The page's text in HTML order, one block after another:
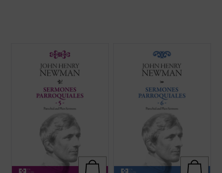
Los veinticuatro sermones de este quinto
Sermones parroquiales
fueron predicados en su mayoría en los
años 1838-1840. Este periodo coincide
plenamente con las primeras experiencias
que acabaron conduciendo a Newman a la
Los sermones de esta sexta entrega de los
Sermones Parroquialesfueron predicados
a lo largo de seis años, entre 1836 y el
decisivo 1841. La impresión es que
Newman seleccionó con mucho equilibrio
los veinticinco sermones de este volumen.